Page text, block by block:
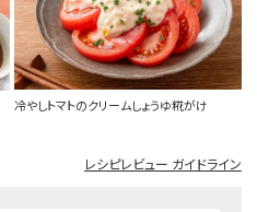
冷やしトマトのクリームしょうゆ糀がけ
レシピレビュー ガイドライン